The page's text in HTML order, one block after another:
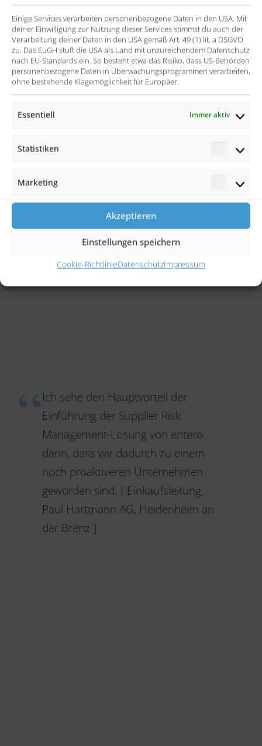
Einige Services verarbeiten personenbezogene Daten in den USA. Mit
deiner Einwilligung zur Nutzung dieser Services stimmst du auch der
Verarbeitung deiner Daten in den USA gemäß Art. 49 (1) lit. a DSGVO
zu. Das EuGH stuft die USA als Land mit unzureichendem Datenschutz
nach EU-Standards ein. So besteht etwa das Risiko, dass US-Behörden
personenbezogene Daten in Überwachungsprogrammen verarbeiten,
ohne bestehende Klagemöglichkeit für Europäer.
Essentiell Immer aktiv
Statistiken
Marketing
Akzeptieren
Einstellungen speichern
Cookie-RichtlinieDatenschutzImpressum
die Wirksamkeit der vorangegangen Planung sowie
Implementierung der Ergebnisse sicherzustellen und zu
verbessern.
Ich sehe den Hauptvorteil der
Einführung der Supplier Risk
Management-Lösung von entero
darin, dass wir dadurch zu einem
noch proaktiveren Unternehmen
geworden sind. [ Einkaufsleitung,
Paul Hartmann AG, Heidenheim an
der Brenz ]